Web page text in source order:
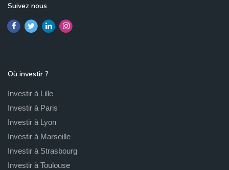
Suivez nous
Où investir ?
Investir à Lille
Investir à Paris
Investir à Lyon
Investir à Marseille
Investir à Strasbourg
Investir à Toulouse